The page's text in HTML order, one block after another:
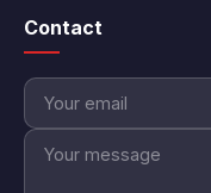
Contact